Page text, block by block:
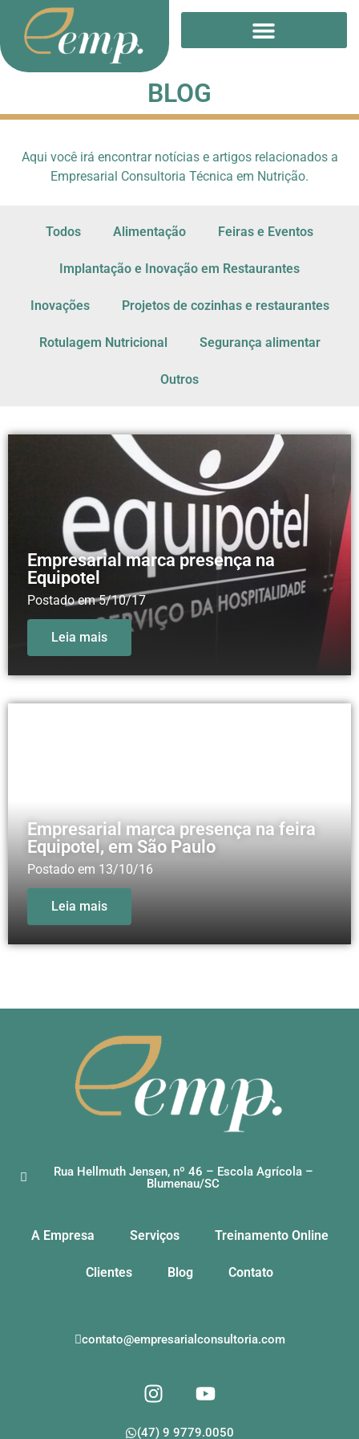
BLOG
Aqui você irá encontrar notícias e artigos relacionados a
Empresarial Consultoria Técnica em Nutrição.
Todos Alimentação Feiras e Eventos
Implantação e Inovação em Restaurantes
Inovações Projetos de cozinhas e restaurantes
Rotulagem Nutricional Segurança alimentar
Outros
Empresarial marca presença na
Equipotel
Postado em 5/10/17
Leia mais
Empresarial marca presença na feira
Equipotel, em São Paulo
Postado em 13/10/16
Leia mais
Rua Hellmuth Jensen, nº 46 – Escola Agrícola –
Blumenau/SC
A Empresa Serviços Treinamento Online
Clientes Blog Contato
contato@empresarialconsultoria.com
(47) 9 9779.0050